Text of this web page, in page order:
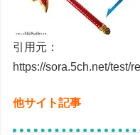
引用元：
https://sora.5ch.net/test/
他サイト記事